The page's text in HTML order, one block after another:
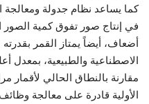
كما يساعد نظام جدولة ومعالجة
في إنتاج صور تفوق كمية الصور
أضعاف، أيضاً يمتاز القمر
الاصطناعية والطبيعية، بمعدل
مقارنة بالنطاق الحالي لأقمار
الأولية قادرة على معالجة